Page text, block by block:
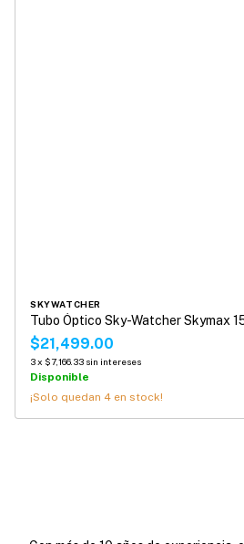
SKYWATCHER
Tubo Óptico Sky-Watcher Skymax
$21,499.00
3x $7,166.33 sin intereses
Disponible
¡Solo quedan 4 en stock!